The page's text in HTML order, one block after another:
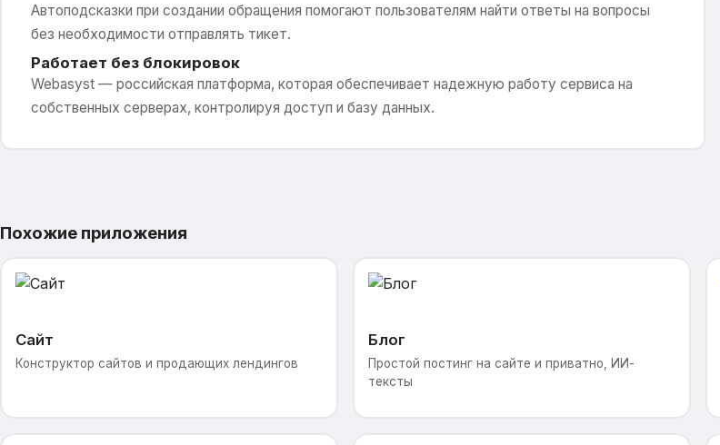
Автоподсказки при создании обращения помогают пользователям найти ответы на вопросы
без необходимости отправлять тикет.
Работает без блокировок
Webasyst — российская платформа, которая обеспечивает надежную работу сервиса на
собственных серверах, контролируя доступ и базу данных.
Похожие приложения
Сайт
Конструктор сайтов и продающих лендингов
Блог
Простой постинг на сайте и приватно, ИИ-
тексты